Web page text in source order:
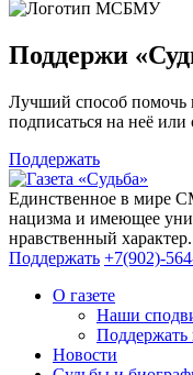
Поддержи
Лучший способ помочь
подписаться на неё или
Поддержать
Единственное в мире
нацизма и имеющее
нравственный характер.
Поддержать +7(902)-
О газете
Наши
Поддержать
Новости